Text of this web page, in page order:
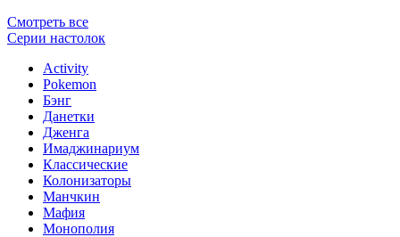
Смотреть все
Серии настолок
Activity
Pokemon
Бэнг
Данетки
Дженга
Имаджинариум
Классические
Колонизаторы
Манчкин
Мафия
Монополия